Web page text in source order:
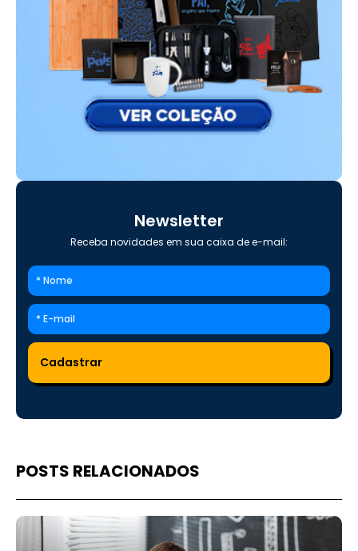
Newsletter
Receba novidades em sua caixa de e-mail:
POSTS RELACIONADOS